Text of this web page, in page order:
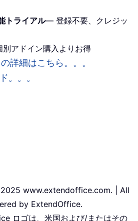
トライアル— 登録不要、クレジッ
アドイン購入よりお得
詳細はこちら。。。
。。。
www.extendoffice.com. | All
by ExtendOffice.
ロゴは、米国および/またはその